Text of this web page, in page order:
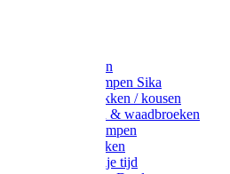
Werksokken
Schoenklompen Sika
Thermo sokken / kousen
Lieslaarzen & waadbroeken
Houten klompen
Wandelsokken
Laarzen vrije tijd